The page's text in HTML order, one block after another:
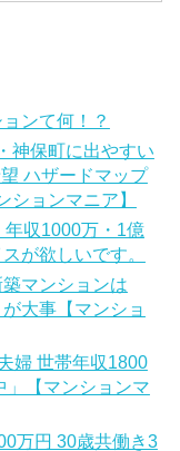
ンて何！？
神保町に出やすい
ハザードマップ
ョンマニア】
年収1000万・1億
が欲しいです。
マンションは
大事【マンショ
婦 世帯年収1800
」【マンションマ
万円 30歳共働き3